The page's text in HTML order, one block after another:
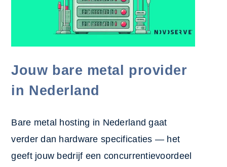
Jouw bare metal provider
in Nederland
Bare metal hosting in Nederland gaat
verder dan hardware specificaties — het
geeft jouw bedrijf een concurrentievoordeel